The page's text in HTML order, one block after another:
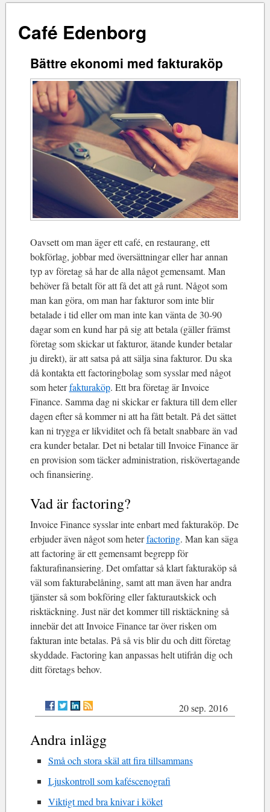
Café Edenborg
Bättre ekonomi med fakturaköp
Oavsett om man äger ett café, en restaurang, ett
bokförlag, jobbar med översättningar eller har annan
typ av företag så har de alla något gemensamt. Man
behöver få betalt för att få det att gå runt. Något som
man kan göra, om man har fakturor som inte blir
betalade i tid eller om man inte kan vänta de 30-90
dagar som en kund har på sig att betala (gäller främst
företag som skickar ut fakturor, ätande kunder betalar
ju direkt), är att satsa på att sälja sina fakturor. Du ska
då kontakta ett factoringbolag som sysslar med något
som heterfakturaköp. Ett bra företag är Invoice
Finance. Samma dag ni skickar er faktura till dem eller
dagen efter så kommer ni att ha fått betalt. På det sättet
kan ni trygga er likviditet och få betalt snabbare än vad
era kunder betalar. Det ni betalar till Invoice Finance är
en provision som täcker administration, riskövertagande
och finansiering.
Vad är factoring?
Invoice Finance sysslar inte enbart med fakturaköp. De
erbjuder även något som heterfactoring. Man kan säga
att factoring är ett gemensamt begrepp för
fakturafinansiering. Det omfattar så klart fakturaköp så
väl som fakturabelåning, samt att man även har andra
tjänster så som bokföring eller fakturautskick och
risktäckning. Just när det kommer till risktäckning så
innebär det att Invoice Finance tar över risken om
fakturan inte betalas. På så vis blir du och ditt företag
skyddade. Factoring kan anpassas helt utifrån dig och
ditt företags behov.
20 sep. 2016
Andra inlägg
Små och stora skäl att fira tillsammans
Ljuskontroll som kaféscenografi
Viktigt med bra knivar i köket